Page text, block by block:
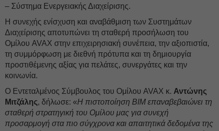
– Σύστημα Ενεργειακής Διαχείρισης.
Η συνεχής ενίσχυση και αναβάθμιση των Συστημάτων
Διαχείρισης αποτυπώνει τη σταθερή προσήλωση του
Ομίλου AVAX στην επιχειρησιακή συνέπεια, την αξιοπιστία,
τη συμμόρφωση με διεθνή πρότυπα και τη δημιουργία
προστιθέμενης αξίας για πελάτες, συνεργάτες και την
κοινωνία.
Ο Εντεταλμένος Σύμβουλος του Ομίλου AVAX κ. Αντώνης
Μιτζάλης, δήλωσε: «Η πιστοποίηση BIM επαναβεβαιώνει τη
σταθερή στρατηγική του Ομίλου μας για συνεχή
προσαρμογή στα πιο σύγχρονα και απαιτητικά δεδομένα της